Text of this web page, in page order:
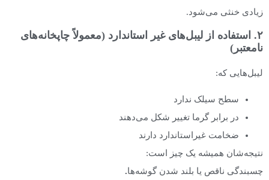
زیادی خنثی می‌شود.
۲. استفاده از لیبل‌های غیر استاندارد (معمولاً چاپخانه‌های
نامعتبر)
لیبل‌هایی که:
سطح سیلک ندارد
در برابر گرما تغییر شکل می‌دهند
ضخامت غیراستاندارد دارند
نتیجه‌شان همیشه یک چیز است:
چسبندگی ناقص یا بلند شدن گوشه‌ها.